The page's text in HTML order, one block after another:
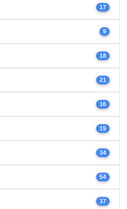
17
9
18
21
16
19
34
54
37